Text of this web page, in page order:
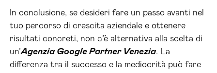
In conclusione, se desideri fare un passo avanti nel
tuo percorso di crescita aziendale e ottenere
risultati concreti, non c’è alternativa alla scelta di
un’Agenzia Google Partner Venezia. La
differenza tra il successo e la mediocrità può fare